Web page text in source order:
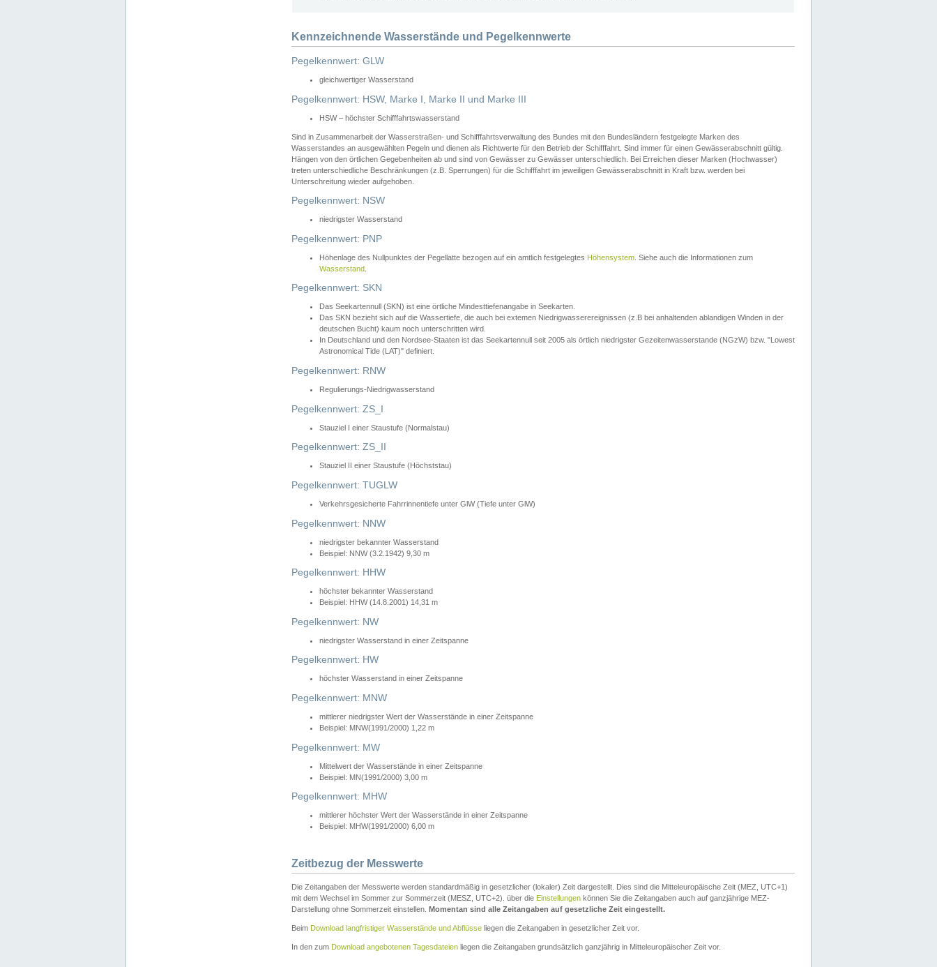
Kennzeichnende Wasserstände und Pegelkennwerte
Pegelkennwert: GLW
gleichwertiger Wasserstand
Pegelkennwert: HSW, Marke I, Marke II und Marke III
HSW – höchster Schifffahrtswasserstand
Sind in Zusammenarbeit der Wasserstraßen- und Schifffahrtsverwaltung des Bundes mit den Bundesländern festgelegte Marken des
Wasserstandes an ausgewählten Pegeln und dienen als Richtwerte für den Betrieb der Schifffahrt. Sind immer für einen Gewässerabschnitt gültig.
Hängen von den örtlichen Gegebenheiten ab und sind von Gewässer zu Gewässer unterschiedlich. Bei Erreichen dieser Marken (Hochwasser)
treten unterschiedliche Beschränkungen (z.B. Sperrungen) für die Schifffahrt im jeweiligen Gewässerabschnitt in Kraft bzw. werden bei
Unterschreitung wieder aufgehoben.
Pegelkennwert: NSW
niedrigster Wasserstand
Pegelkennwert: PNP
Höhenlage des Nullpunktes der Pegellatte bezogen auf ein amtlich festgelegtes Höhensystem . Siehe auch die Informationen zum
Wasserstand
Pegelkennwert: SKN
Das Seekartennull (SKN) ist eine örtliche Mindesttiefenangabe in Seekarten.
Das SKN bezieht sich auf die Wassertiefe, die auch bei extemen Niedrigwasserereignissen (z.B bei anhaltenden ablandigen Winden in der
deutschen Bucht) kaum noch unterschritten wird.
In Deutschland und den Nordsee-Staaten ist das Seekartennull seit 2005 als örtlich niedrigster Gezeitenwasserstande (NGzW) bzw. "Lowest
Astronomical Tide (LAT)" definiert.
Pegelkennwert: RNW
Regulierungs-Niedrigwasserstand
Pegelkennwert: ZS_I
Stauziel I einer Staustufe (Normalstau)
Pegelkennwert: ZS_II
Stauziel II einer Staustufe (Höchststau)
Pegelkennwert: TUGLW
Verkehrsgesicherte Fahrrinnentiefe unter GlW (Tiefe unter GlW)
Pegelkennwert: NNW
niedrigster bekannter Wasserstand
Beispiel: NNW (3.2.1942) 9,30 m
Pegelkennwert: HHW
höchster bekannter Wasserstand
Beispiel: HHW (14.8.2001) 14,31 m
Pegelkennwert: NW
niedrigster Wasserstand in einer Zeitspanne
Pegelkennwert: HW
höchster Wasserstand in einer Zeitspanne
Pegelkennwert: MNW
mittlerer niedrigster Wert der Wasserstände in einer Zeitspanne
Beispiel: MNW(1991/2000) 1,22 m
Pegelkennwert: MW
Mittelwert der Wasserstände in einer Zeitspanne
Beispiel: MN(1991/2000) 3,00 m
Pegelkennwert: MHW
mittlerer höchster Wert der Wasserstände in einer Zeitspanne
Beispiel: MHW(1991/2000) 6,00 m
Zeitbezug der Messwerte
Die Zeitangaben der Messwerte werden standardmäßig in gesetzlicher (lokaler) Zeit dargestellt. Dies sind die Mitteleuropäische Zeit (MEZ, UTC+1)
mit dem Wechsel im Sommer zur Sommerzeit (MESZ, UTC+2). über die Einstellungen können Sie die Zeitangaben auch auf ganzjährige MEZ-
Darstellung ohne Sommerzeit einstellen. Momentan sind alle Zeitangaben auf gesetzliche Zeit eingestellt.
Beim Download langfristiger Wasserstände und Abflüsse liegen die Zeitangaben in gesetzlicher Zeit vor.
In den zum Download angebotenen Tagesdateien liegen die Zeitangaben grundsätzlich ganzjährig in Mitteleuropäischer Zeit vor.